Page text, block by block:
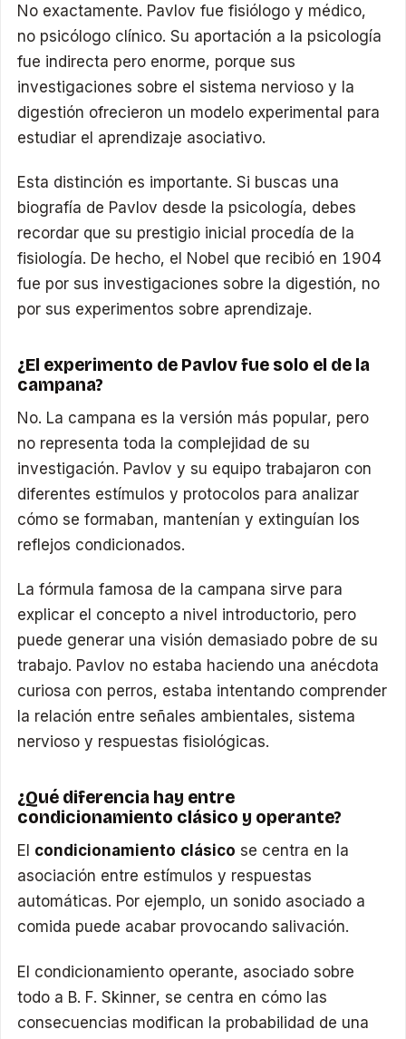
No exactamente. Pavlov fue fisiólogo y médico,
no psicólogo clínico. Su aportación a la psicología
fue indirecta pero enorme, porque sus
investigaciones sobre el sistema nervioso y la
digestión ofrecieron un modelo experimental para
estudiar el aprendizaje asociativo.
Esta distinción es importante. Si buscas una
biografía de Pavlov desde la psicología, debes
recordar que su prestigio inicial procedía de la
fisiología. De hecho, el Nobel que recibió en 1904
fue por sus investigaciones sobre la digestión, no
por sus experimentos sobre aprendizaje.
¿El experimento de Pavlov fue solo el de la
campana?
No. La campana es la versión más popular, pero
no representa toda la complejidad de su
investigación. Pavlov y su equipo trabajaron con
diferentes estímulos y protocolos para analizar
cómo se formaban, mantenían y extinguían los
reflejos condicionados.
La fórmula famosa de la campana sirve para
explicar el concepto a nivel introductorio, pero
puede generar una visión demasiado pobre de su
trabajo. Pavlov no estaba haciendo una anécdota
curiosa con perros, estaba intentando comprender
la relación entre señales ambientales, sistema
nervioso y respuestas fisiológicas.
¿Qué diferencia hay entre
condicionamiento clásico y operante?
El condicionamiento clásico se centra en la
asociación entre estímulos y respuestas
automáticas. Por ejemplo, un sonido asociado a
comida puede acabar provocando salivación.
El condicionamiento operante, asociado sobre
todo a B. F. Skinner, se centra en cómo las
consecuencias modifican la probabilidad de una